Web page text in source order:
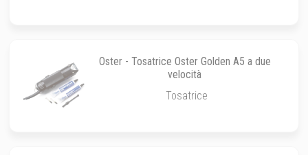
Oster - Tosatrice Oster Golden A5 a due
velocità
Tosatrice